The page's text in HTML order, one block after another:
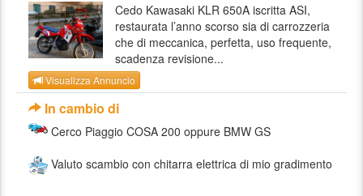
Cedo Kawasaki KLR 650A iscritta ASI,
restaurata l’anno scorso sia di carrozzeria
che di meccanica, perfetta, uso frequente,
scadenza revisione...
Visualizza Annuncio
In cambio di
Cerco Piaggio COSA 200 oppure BMW GS
Valuto scambio con chitarra elettrica di mio gradimento